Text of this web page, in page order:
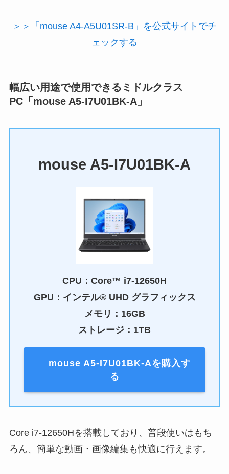
＞＞「mouse A4-A5U01SR-B」を公式サイトでチ
ェックする
幅広い用途で使用できるミドルクラス
PC「mouse A5-I7U01BK-A」
mouse A5-I7U01BK-A
CPU：Core™ i7-12650H
GPU：インテル® UHD グラフィックス
メモリ：16GB
ストレージ：1TB
mouse A5-I7U01BK-Aを購入す
る
Core i7-12650Hを搭載しており、普段使いはもち
ろん、簡単な動画・画像編集も快適に行えます。